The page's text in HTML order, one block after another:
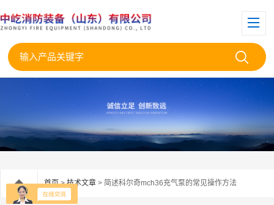
首页>技术文章 > 简述科尔奇mch36充气泵的常见操作方法